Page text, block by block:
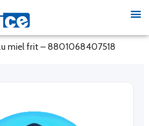
miel frit – 8801068407518